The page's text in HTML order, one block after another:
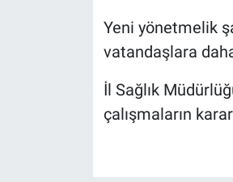
Yeni yönetmelik
vatandaşlara
İl Sağlık
çalışmaların